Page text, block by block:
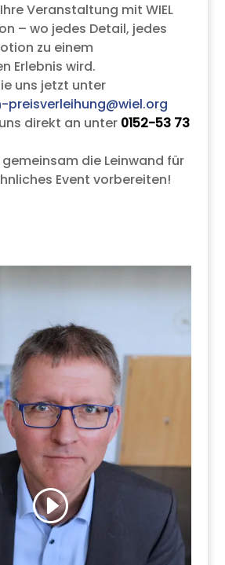
Veranstaltung mit WIEL
– wo jedes Detail, jedes
zu einem
Erlebnis wird.
uns jetzt unter
direkt an unter 0152-53 73
gemeinsam die Leinwand für
Event vorbereiten!